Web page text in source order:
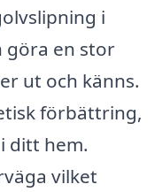
i
göra en stor
ut och känns.
förbättring,
ditt hem.
vilket